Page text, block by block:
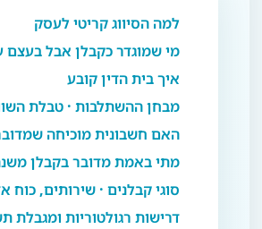
למה הסיווג קריטי לעסק
מי שמוגדר כקבלן אבל בעצם
איך בית הדין קובע
מבחן ההשתלבות · טבלת
האם חשבונית מוכיחה
מתי באמת מדובר בקבלן
סוגי קבלנים · שירותים, כוח
דרישות רגולטוריות ומגבלת